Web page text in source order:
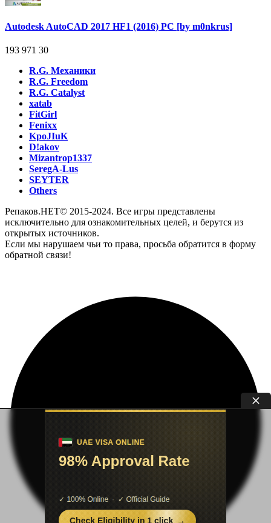
Autodesk AutoCAD 2017 HF1 (2016) PC [by m0nkrus]
193 971 30
R.G. Механики
R.G. Freedom
R.G. Catalyst
xatab
FitGirl
Fenixx
KpoJIuK
D!akov
Mizantrop1337
SeregA-Lus
SEYTER
Others
Репаков.НЕТ© 2015-2024. Все игры представлены
исключительно для ознакомительных целей, и берутся из
открытых источников.
Если мы нарушаем чьи то права, просьба обратится в форму
обратной связи!